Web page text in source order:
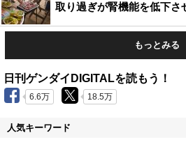
取り過ぎが腎機能を低下さ
もっとみる
日刊ゲンダイDIGITALを読もう！
6.6万 18.5万
人気キーワード